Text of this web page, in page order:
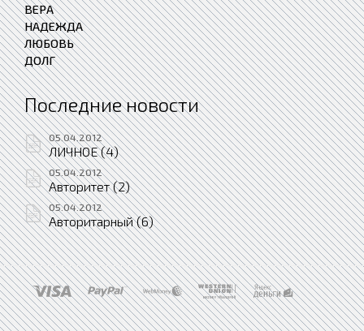
ВЕРА
НАДЕЖДА
ЛЮБОВЬ
ДОЛГ
Последние новости
05.04.2012
ЛИЧНОЕ (4)
05.04.2012
Авторитет (2)
05.04.2012
Авторитарный (6)